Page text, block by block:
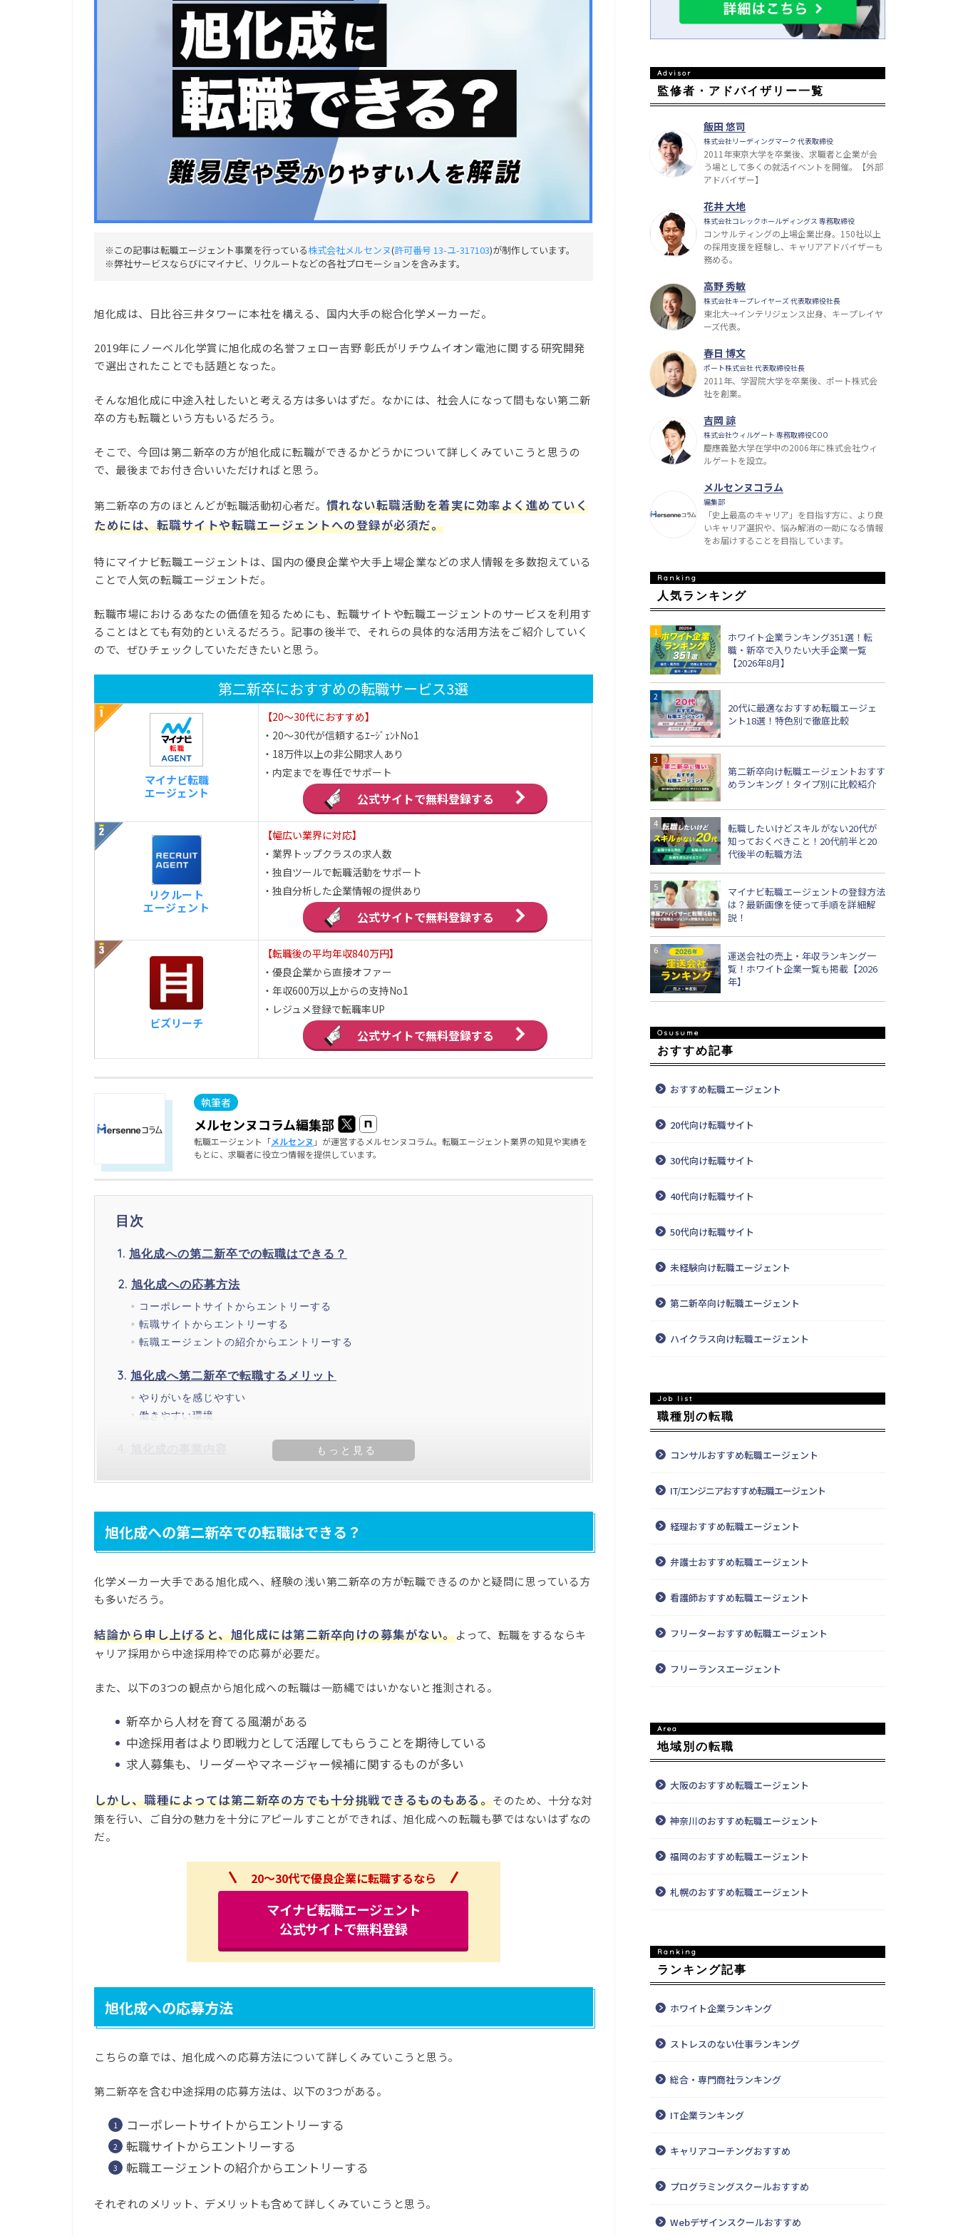
※この記事は転職エージェント事業を行っている株式会社メルセンヌ(許可番号 13-ユ-317103)が制作しています。
※弊社サービスならびにマイナビ、リクルートなどの各社プロモーションを含みます。
旭化成は、日比谷三井タワーに本社を構える、国内大手の総合化学メーカーだ。
2019年にノーベル化学賞に旭化成の名誉フェロー吉野 彰氏がリチウムイオン電池に関する研究開発
で選出されたことでも話題となった。
そんな旭化成に中途入社したいと考える方は多いはずだ。なかには、社会人になって間もない第二新
卒の方も転職という方もいるだろう。
そこで、今回は第二新卒の方が旭化成に転職ができるかどうかについて詳しくみていこうと思うの
で、最後までお付き合いいただければと思う。
第二新卒の方のほとんどが転職活動初心者だ。 慣れない転職活動を着実に効率よく進めていく
ためには、転職サイトや転職エージェントへの登録が必須だ。
特にマイナビ転職エージェント は、国内の優良企業や大手上場企業などの求人情報を多数抱えている
ことで人気の転職エージェントだ。
転職市場におけるあなたの価値を知るためにも、転職サイトや転職エージェントのサービスを利用す
ることはとても有効的といえるだろう。記事の後半で、それらの具体的な活用方法をご紹介していく
ので、ぜひチェックしていただきたいと思う。
第二新卒におすすめの転職サービス3選
マイナビ転職
エージェント
【20～30代におすすめ】
・20～30代が信頼するｴｰｼﾞｪﾝﾄNo1
・18万件以上の非公開求人あり
・内定までを専任でサポート
公式サイトで無料登録する
リクルート
エージェント
【幅広い業界に対応】
・業界トップクラスの求人数
・独自ツールで転職活動をサポート
・独自分析した企業情報の提供あり
公式サイトで無料登録する
ビズリーチ
【転職後の平均年収840万円】
・優良企業から直接オファー
・年収600万以上からの支持No1
・レジュメ登録で転職率UP
公式サイトで無料登録する
メルセンヌコラム編集部
転職エージェント「メルセンヌ 」が運営するメルセンヌコラム。転職エージェント業界の知見や実績を
もとに、求職者に役立つ情報を提供しています。
目次
旭化成への第二新卒での転職はできる？
旭化成への応募方法
コーポレートサイトからエントリーする
転職サイトからエントリーする
転職エージェントの紹介からエントリーする
旭化成へ第二新卒で転職するメリット
やりがいを感じやすい
働きやすい環境
旭化成への第二新卒での転職はできる？
化学メーカー大手である旭化成へ、経験の浅い第二新卒の方が転職できるのかと疑問に思っている方
も多いだろう。
結論から申し上げると、旭化成には第二新卒向けの募集がない。よって、転職をするならキ
ャリア採用から中途採用枠での応募が必要だ。
また、以下の3つの観点から旭化成への転職は一筋縄ではいかないと推測される。
新卒から人材を育てる風潮がある
中途採用者はより即戦力として活躍してもらうことを期待している
求人募集も、リーダーやマネージャー候補に関するものが多い
しかし、職種によっては第二新卒の方でも十分挑戦できるものもある。そのため、十分な対
策を行い、ご自分の魅力を十分にアピールすことができれば、旭化成への転職も夢ではないはずなの
だ。
20～30代で優良企業に転職するなら
マイナビ転職エージェント
公式サイトで無料登録
旭化成への応募方法
こちらの章では、旭化成への応募方法について詳しくみていこうと思う。
第二新卒を含む中途採用の応募方法は、以下の3つがある。
コーポレートサイトからエントリーする
転職サイトからエントリーする
転職エージェントの紹介からエントリーする
それぞれのメリット、デメリットも含めて詳しくみていこうと思う。
監修者・アドバイザリー一覧
飯田 悠司
株式会社リーディングマーク 代表取締役
2011年東京大学を卒業後、求職者と企業が会
う場として多くの就活イベントを開催。【外部
アドバイザー】
花井 大地
株式会社コレックホールディングス 専務取締役
コンサルティングの上場企業出身。150社以上
の採用支援を経験し、キャリアアドバイザーも
務める。
高野 秀敏
株式会社キープレイヤーズ 代表取締役社長
東北大→インテリジェンス出身、キープレイヤ
ーズ代表。
春日 博文
ポート株式会社 代表取締役社長
2011年、学習院大学を卒業後、ポート株式会
社を創業。
吉岡 諒
株式会社ウィルゲート 専務取締役COO
慶應義塾大学在学中の2006年に株式会社ウィ
ルゲートを設立。
メルセンヌコラム
編集部
「史上最高のキャリア」を目指す方に、より良
いキャリア選択や、悩み解消の一助になる情報
をお届けすることを目指しています。
人気ランキング
ホワイト企業ランキング351選！転
職・新卒で入りたい大手企業一覧
【2026年8月】
20代に最適なおすすめ転職エージェ
ント18選！特色別で徹底比較
第二新卒向け転職エージェントおすす
めランキング！タイプ別に比較紹介
転職したいけどスキルがない20代が
知っておくべきこと！20代前半と20
代後半の転職方法
マイナビ転職エージェントの登録方法
は？最新画像を使って手順を詳細解
説！
運送会社の売上・年収ランキング一
覧！ホワイト企業一覧も掲載【2026
年】
おすすめ記事
おすすめ転職エージェント
20代向け転職サイト
30代向け転職サイト
40代向け転職サイト
50代向け転職サイト
未経験向け転職エージェント
第二新卒向け転職エージェント
ハイクラス向け転職エージェント
職種別の転職
コンサルおすすめ転職エージェント
IT/エンジニアおすすめ転職エージェント
経理おすすめ転職エージェント
弁護士おすすめ転職エージェント
看護師おすすめ転職エージェント
フリーターおすすめ転職エージェント
フリーランスエージェント
地域別の転職
大阪のおすすめ転職エージェント
神奈川のおすすめ転職エージェント
福岡のおすすめ転職エージェント
札幌のおすすめ転職エージェント
ランキング記事
ホワイト企業ランキング
ストレスのない仕事ランキング
総合・専門商社ランキング
IT企業ランキング
キャリアコーチングおすすめ
プログラミングスクールおすすめ
Webデザインスクールおすすめ